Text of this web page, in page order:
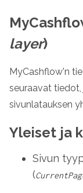
layer)
MyCashflow'n
seuraavat
sivunlatauksen
Yleiset ja
Sivun
(